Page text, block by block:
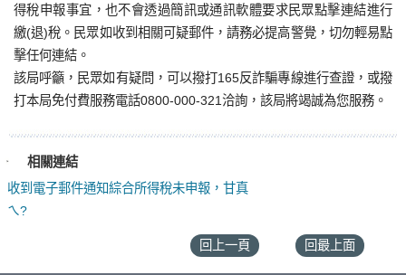
得稅申報事宜，也不會透過簡訊或通訊軟體要求民眾點擊連結進行
繳(退)稅。民眾如收到相關可疑郵件，請務必提高警覺，切勿輕易點
擊任何連結。
該局呼籲，民眾如有疑問，可以撥打165反詐騙專線進行查證，或撥
打本局免付費服務電話0800-000-321洽詢，該局將竭誠為您服務。
相關連結
收到電子郵件通知綜合所得稅未申報，甘真
ㄟ?
回上一頁 回最上面